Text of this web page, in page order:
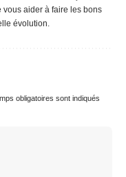
vous aider à faire les bons
évolution.
obligatoires sont indiqués